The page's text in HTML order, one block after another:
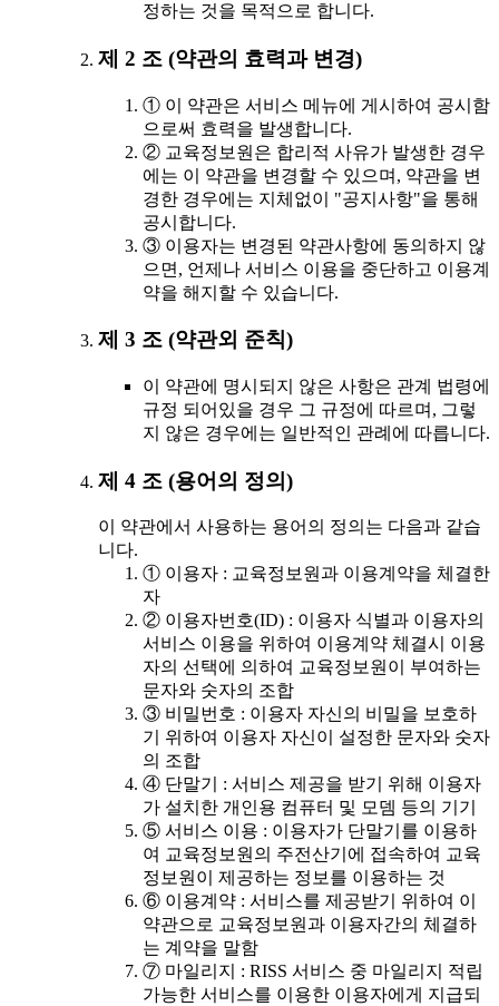
정하는 것을 목적으로 합니다.
제 2 조 (약관의 효력과 변경)
① 이 약관은 서비스 메뉴에 게시하여 공시함
으로써 효력을 발생합니다.
② 교육정보원은 합리적 사유가 발생한 경우
에는 이 약관을 변경할 수 있으며, 약관을 변
경한 경우에는 지체없이 "공지사항"을 통해
공시합니다.
③ 이용자는 변경된 약관사항에 동의하지 않
으면, 언제나 서비스 이용을 중단하고 이용계
약을 해지할 수 있습니다.
제 3 조 (약관외 준칙)
이 약관에 명시되지 않은 사항은 관계 법령에
규정 되어있을 경우 그 규정에 따르며, 그렇
지 않은 경우에는 일반적인 관례에 따릅니다.
제 4 조 (용어의 정의)
이 약관에서 사용하는 용어의 정의는 다음과 같습
니다.
① 이용자 : 교육정보원과 이용계약을 체결한
자
② 이용자번호(ID) : 이용자 식별과 이용자의
서비스 이용을 위하여 이용계약 체결시 이용
자의 선택에 의하여 교육정보원이 부여하는
문자와 숫자의 조합
③ 비밀번호 : 이용자 자신의 비밀을 보호하
기 위하여 이용자 자신이 설정한 문자와 숫자
의 조합
④ 단말기 : 서비스 제공을 받기 위해 이용자
가 설치한 개인용 컴퓨터 및 모뎀 등의 기기
⑤ 서비스 이용 : 이용자가 단말기를 이용하
여 교육정보원의 주전산기에 접속하여 교육
정보원이 제공하는 정보를 이용하는 것
⑥ 이용계약 : 서비스를 제공받기 위하여 이
약관으로 교육정보원과 이용자간의 체결하
는 계약을 말함
⑦ 마일리지 : RISS 서비스 중 마일리지 적립
가능한 서비스를 이용한 이용자에게 지급되